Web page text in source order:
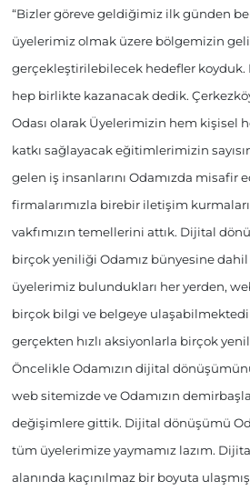
“Bizler göreve geldiğimiz ilk günden
üyelerimiz olmak üzere bölgemizin
gerçekleştirilebilecek hedefler koyduk.
hep birlikte kazanacak dedik.
Odası olarak Üyelerimizin hem kişisel
katkı sağlayacak eğitimlerimizin
gelen iş insanlarını Odamızda misafir
firmalarımızla birebir iletişim
vakfımızın temellerini attık. Dijital
birçok yeniliği Odamız bünyesine
üyelerimiz bulundukları her yerden,
birçok bilgi ve belgeye
gerçekten hızlı aksiyonlarla birçok
Öncelikle Odamızın dijital
web sitemizde ve Odamızın
değişimlere gittik. Dijital dönüşümü
tüm üyelerimize yaymamız lazım.
alanında kaçınılmaz bir boyuta